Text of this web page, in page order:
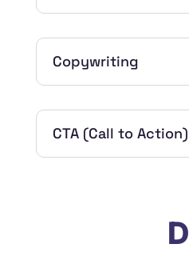
Copywriting
CTA (Call to Action)
D